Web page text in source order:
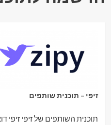
זיפי – תוכנית שותפים
תוכנית השותפים של זיפי